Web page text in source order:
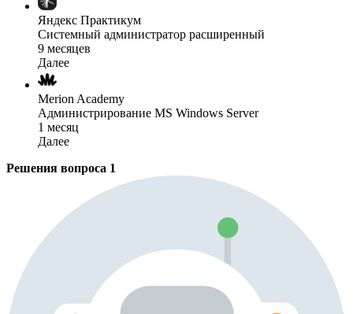
Яндекс Практикум
Системный администратор расширенный
9 месяцев
Далее
Merion Academy
Администрирование MS Windows Server
1 месяц
Далее
Решения вопроса 1